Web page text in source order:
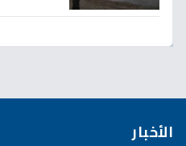
الأخبار